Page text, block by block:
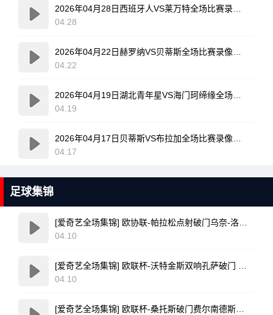
04.28
04.22
04.19
04.17
足球集锦
04.10
04.10